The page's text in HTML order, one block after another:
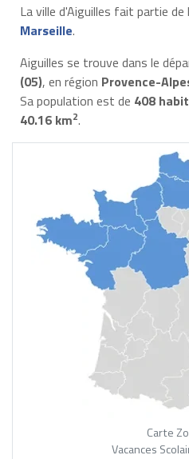
La ville d'Aiguilles fait partie de
Marseille.
Aiguilles se trouve dans le
(05), en région Provence-
Sa population est de 408
40.16 km2.
Carte
Vacances